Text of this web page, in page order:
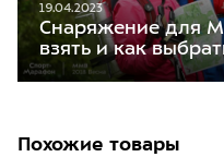
19.04.2023
Снаряжение для
взять и как
Похожие товары